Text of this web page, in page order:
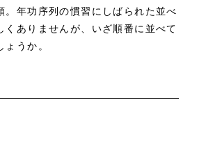
年功序列の慣習にしばられた並べ
ありませんが、いざ順番に並べて
うか。